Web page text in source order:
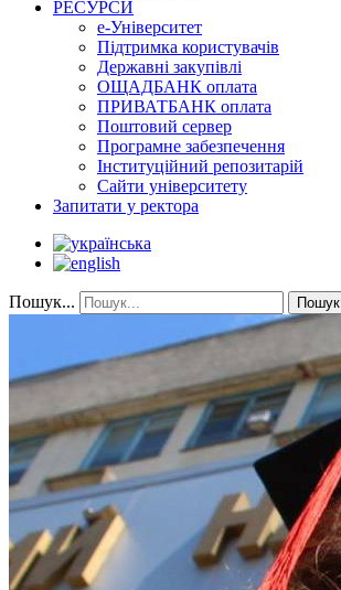
РЕСУРСИ
е-Університет
Підтримка користувачів
Державні закупівлі
ОЩАДБАНК оплата
ПРИВАТБАНК оплата
Поштовий сервер
Програмне забезпечення
Інституційний репозитарій
Сайти університету
Запитати у ректора
Пошук... Пошук